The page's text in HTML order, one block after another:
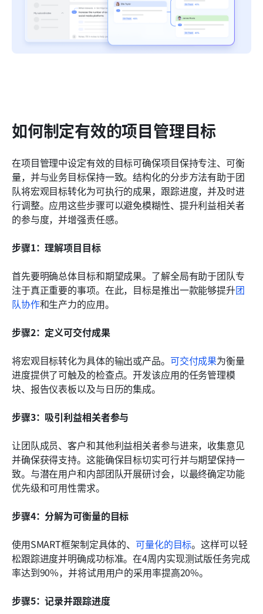
如何制定有效的项目管理目标
在项目管理中设定有效的目标可确保项目保持专注、可衡
量，并与业务目标保持一致。结构化的分步方法有助于团
队将宏观目标转化为可执行的成果，跟踪进度，并及时进
行调整。应用这些步骤可以避免模糊性、提升利益相关者
的参与度，并增强责任感。
步骤1：理解项目目标
首先要明确总体目标和期望成果。了解全局有助于团队专
注于真正重要的事项。在此，目标是推出一款能够提升团
队协作和生产力的应用。
步骤2：定义可交付成果
将宏观目标转化为具体的输出或产品。 可交付成果为衡量
进度提供了可触及的检查点。开发该应用的任务管理模
块、报告仪表板以及与日历的集成。
步骤3：吸引利益相关者参与
让团队成员、客户和其他利益相关者参与进来，收集意见
并确保获得支持。这能确保目标切实可行并与期望保持一
致。与潜在用户和内部团队开展研讨会，以最终确定功能
优先级和可用性需求。
步骤4：分解为可衡量的目标
使用SMART框架制定具体的、 可量化的目标。这样可以轻
松跟踪进度并明确成功标准。在4周内实现测试版任务完成
率达到90%，并将试用用户的采用率提高20%。
步骤5：记录并跟踪进度